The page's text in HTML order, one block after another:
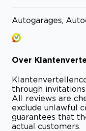
Autogarages,
Over
Klantenvertellen
through
All reviews are
exclude unlawful
guarantees that
actual customers.